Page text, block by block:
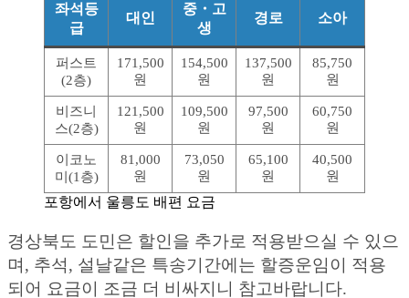
좌석등
급
대인
중・고
생
경로 소아
퍼스트
(2층)
171,500
원
154,500
원
137,500
원
85,750
원
비즈니
스(2층)
121,500
원
109,500
원
97,500
원
60,750
원
이코노
미(1층)
81,000
원
73,050
원
65,100
원
40,500
원
포항에서 울릉도 배편 요금
경상북도 도민은 할인을 추가로 적용받으실 수 있으
며, 추석, 설날같은 특송기간에는 할증운임이 적용
되어 요금이 조금 더 비싸지니 참고바랍니다.